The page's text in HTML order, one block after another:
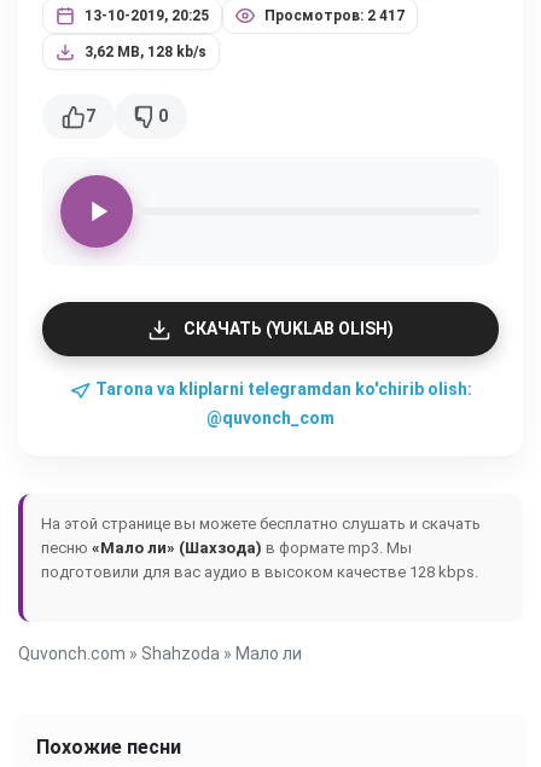
13-10-2019, 20:25 Просмотров: 2 417
3,62 MB, 128 kb/s
7 0
СКАЧАТЬ (YUKLAB OLISH)
Tarona va kliplarni telegramdan ko'chirib olish:
@quvonch_com
На этой странице вы можете бесплатно слушать и скачать
песню «Мало ли» (Шахзода) в формате mp3. Мы
подготовили для вас аудио в высоком качестве 128 kbps.
Quvonch.com » Shahzoda » Мало ли
Похожие песни